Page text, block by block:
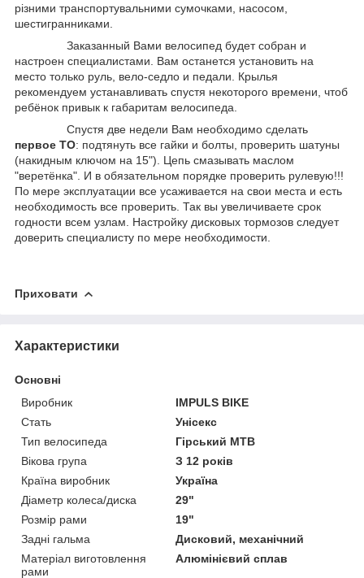
різними транспортувальними сумочками, насосом,
шестигранниками.
Заказанный Вами велосипед будет собран и
настроен специалистами. Вам останется установить на
место только руль, вело-седло и педали. Крылья
рекомендуем устанавливать спустя некоторого времени, чтоб
ребёнок привык к габаритам велосипеда.
Спустя две недели Вам необходимо сделать
первое ТО: подтянуть все гайки и болты, проверить шатуны
(накидным ключом на 15"). Цепь смазывать маслом
"веретёнка". И в обязательном порядке проверить рулевую!!!
По мере эксплуатации все усаживается на свои места и есть
необходимость все проверить. Так вы увеличиваете срок
годности всем узлам. Настройку дисковых тормозов следует
доверить специалисту по мере необходимости.
Приховати
Характеристики
Основні
Виробник
IMPULS BIKE
Стать
Унісекс
Тип велосипеда
Гірський MTB
Вікова група
З 12 років
Країна виробник
Україна
Діаметр колеса/диска
29"
Розмір рами
19"
Задні гальма
Дисковий, механічний
Матеріал виготовлення
рами
Алюмінієвий сплав